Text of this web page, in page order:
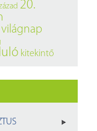
20.
világnap
kitekintő